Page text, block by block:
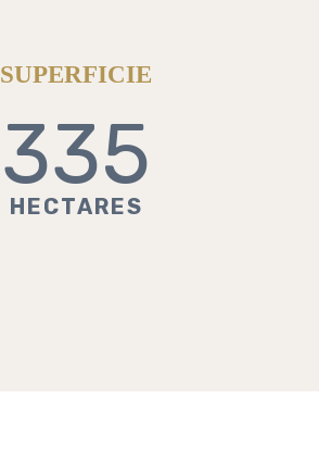
SUPERFICIE
335
HECTARES